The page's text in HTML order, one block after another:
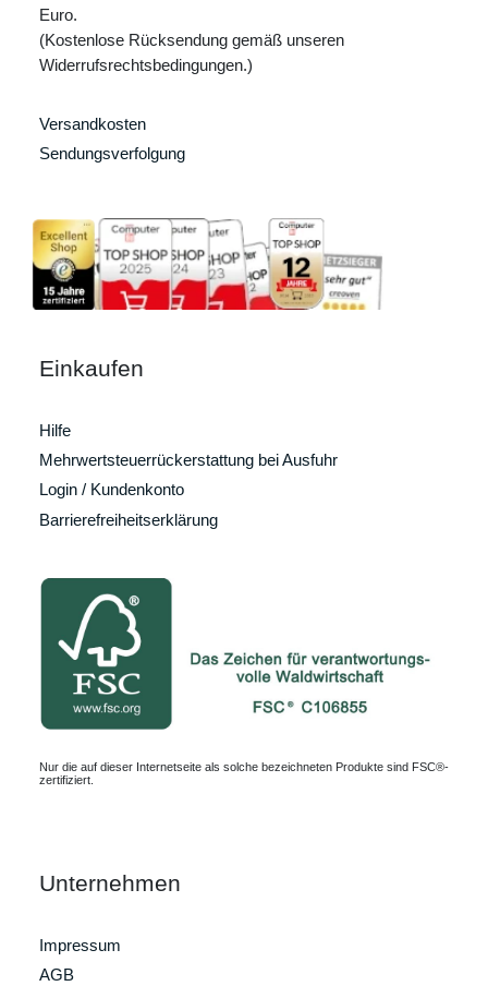
Euro.
(Kostenlose Rücksendung gemäß unseren
Widerrufsrechtsbedingungen.)
Versandkosten
Sendungsverfolgung
Einkaufen
Hilfe
Mehrwertsteuerrückerstattung bei Ausfuhr
Login / Kundenkonto
Barrierefreiheitserklärung
Nur die auf dieser Internetseite als solche bezeichneten Produkte sind FSC®-
zertifiziert.
Unternehmen
Impressum
AGB